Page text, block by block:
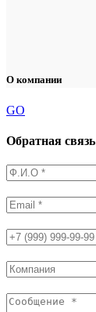
О компании
GO
Обратная связь